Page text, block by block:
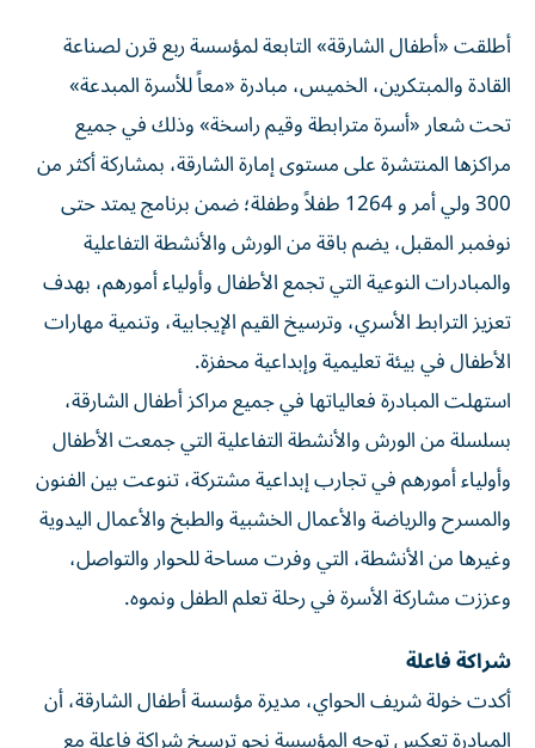
أطلقت «أطفال الشارقة» التابعة لمؤسسة ربع قرن لصناعة
القادة والمبتكرين، الخميس، مبادرة «معاً للأسرة المبدعة»
تحت شعار «أسرة مترابطة وقيم راسخة» وذلك في جميع
مراكزها المنتشرة على مستوى إمارة الشارقة، بمشاركة أكثر من
300 ولي أمر و 1264 طفلاً وطفلة؛ ضمن برنامج يمتد حتى
نوفمبر المقبل، يضم باقة من الورش والأنشطة التفاعلية
والمبادرات النوعية التي تجمع الأطفال وأولياء أمورهم، بهدف
تعزيز الترابط الأسري، وترسيخ القيم الإيجابية، وتنمية مهارات
الأطفال في بيئة تعليمية وإبداعية محفزة.
استهلت المبادرة فعالياتها في جميع مراكز أطفال الشارقة،
بسلسلة من الورش والأنشطة التفاعلية التي جمعت الأطفال
وأولياء أمورهم في تجارب إبداعية مشتركة، تنوعت بين الفنون
والمسرح والرياضة والأعمال الخشبية والطبخ والأعمال اليدوية
وغيرها من الأنشطة، التي وفرت مساحة للحوار والتواصل،
وعززت مشاركة الأسرة في رحلة تعلم الطفل ونموه.
أكدت خولة شريف الحواي، مديرة مؤسسة أطفال الشارقة، أن
المبادرة تعكس توجه المؤسسة نحو ترسيخ شراكة فاعلة مع